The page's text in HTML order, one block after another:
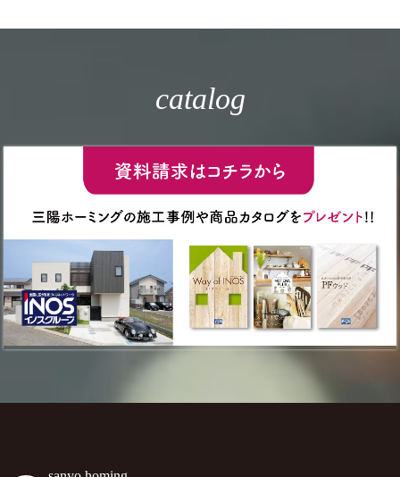
catalog